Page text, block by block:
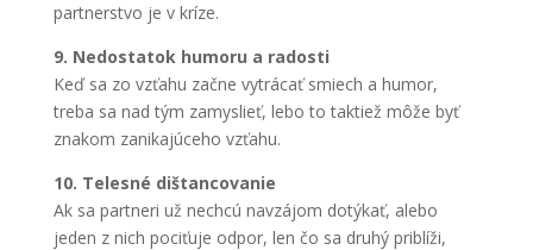
partnerstvo je v kríze.
9. Nedostatok humoru a radosti
Keď sa zo vzťahu začne vytrácať smiech a humor,
treba sa nad tým zamyslieť, lebo to taktiež môže byť
znakom zanikajúceho vzťahu.
10. Telesné dištancovanie
Ak sa partneri už nechcú navzájom dotýkať, alebo
jeden z nich pociťuje odpor, len čo sa druhý priblíži,